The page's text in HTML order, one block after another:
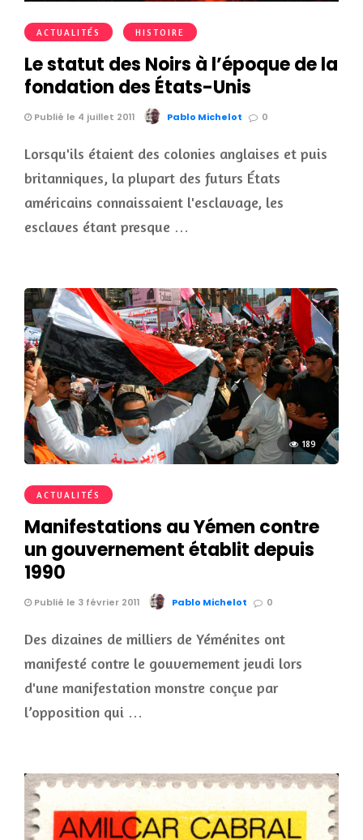
ACTUALITÉS HISTOIRE
Le statut des Noirs à l’époque de la
fondation des États-Unis
Publié le 4 juillet 2011 Pablo Michelot 0
Lorsqu'ils étaient des colonies anglaises et puis
britanniques, la plupart des futurs États
américains connaissaient l'esclavage, les
esclaves étant presque …
189
ACTUALITÉS
Manifestations au Yémen contre
un gouvernement établit depuis
1990
Publié le 3 février 2011 Pablo Michelot 0
Des dizaines de milliers de Yéménites ont
manifesté contre le gouvernement jeudi lors
d'une manifestation monstre conçue par
l’opposition qui …